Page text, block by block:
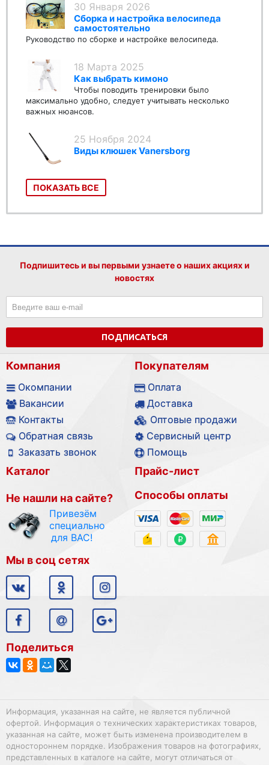
30 Января 2026
Сборка и настройка велосипеда
самостоятельно
Руководство по сборке и настройке велосипеда.
18 Марта 2025
Как выбрать кимоно
Чтобы поводить тренировки было
максимально удобно, следует учитывать несколько
важных нюансов.
25 Ноября 2024
Виды клюшек Vanersborg
ПОКАЗАТЬ ВСЕ
Подпишитесь и вы первыми узнаете о наших акциях и
новостях
ПОДПИСАТЬСЯ
Компания
Окомпании
Вакансии
Контакты
Обратная связь
Заказать звонок
Покупателям
Оплата
Доставка
Оптовые продажи
Сервисный центр
Помощь
Каталог
Не нашли на сайте?
Привезём
специально
для ВАС!
Прайс-лист
Способы оплаты
Мы в соц сетях
Поделиться
Информация, указанная на сайте, не является публичной
офертой. Информация о технических характеристиках товаров,
указанная на сайте, может быть изменена производителем в
одностороннем порядке. Изображения товаров на фотографиях,
представленных в каталоге на сайте, могут отличаться от